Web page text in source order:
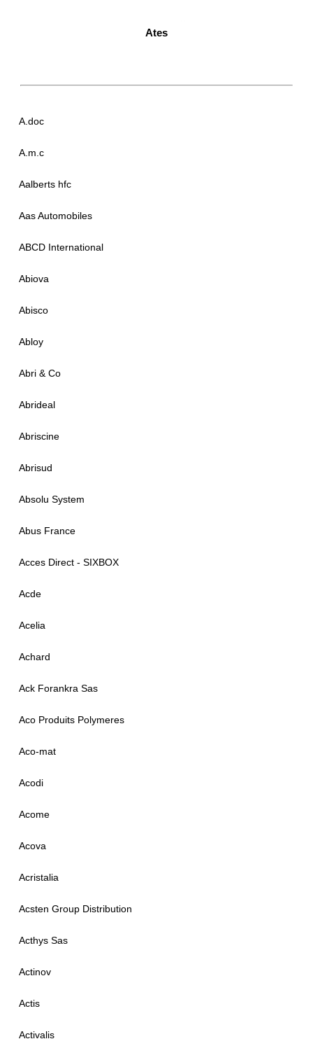
Ates
A.doc
A.m.c
Aalberts hfc
Aas Automobiles
ABCD International
Abiova
Abisco
Abloy
Abri & Co
Abrideal
Abriscine
Abrisud
Absolu System
Abus France
Acces Direct - SIXBOX
Acde
Acelia
Achard
Ack Forankra Sas
Aco Produits Polymeres
Aco-mat
Acodi
Acome
Acova
Acristalia
Acsten Group Distribution
Acthys Sas
Actinov
Actis
Activalis